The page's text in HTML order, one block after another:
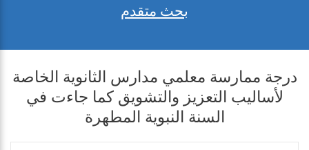
بحث متقدم
درجة ممارسة معلمي مدارس الثانوية الخاصة
لأساليب التعزيز والتشويق كما جاءت في
السنة النبوية المطهرة